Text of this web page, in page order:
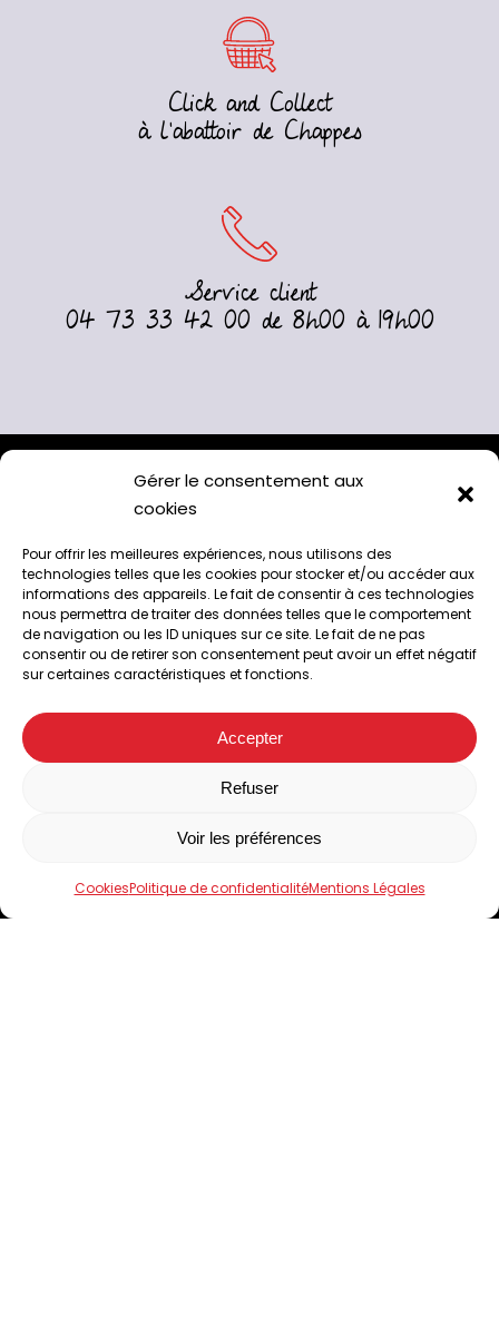
Gérer le consentement aux
cookies
Pour offrir les meilleures expériences, nous utilisons des
technologies telles que les cookies pour stocker et/ou accéder aux
informations des appareils. Le fait de consentir à ces technologies
nous permettra de traiter des données telles que le comportement
de navigation ou les ID uniques sur ce site. Le fait de ne pas
consentir ou de retirer son consentement peut avoir un effet négatif
sur certaines caractéristiques et fonctions.
Accepter
Refuser
Voir les préférences
CookiesPolitique de confidentialitéMentions Légales
Click and Collect
à l’abattoir de Chappes
Service client
04 73 33 42 00 de 8h00 à 19h00
A l’abattoir de Chappes, 63720
04 73 33 42 00
Suivez-nous sur Facebook
Facebook
Le Domaine de Limagne